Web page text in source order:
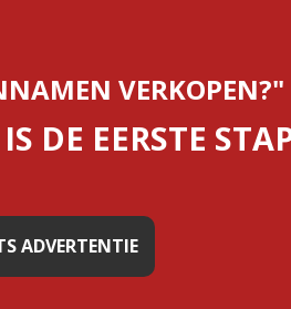
VERKOPEN?"
DE EERSTE
ADVERTENTIE